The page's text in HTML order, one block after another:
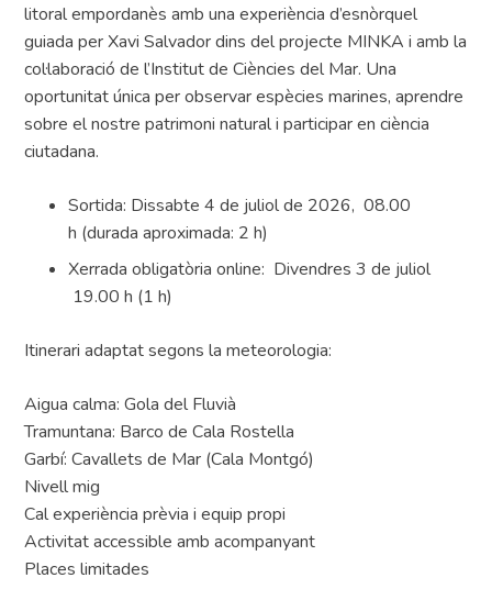
litoral empordanès amb una experiència d’esnòrquel
guiada per Xavi Salvador dins del projecte MINKA i amb la
col·laboració de l’Institut de Ciències del Mar. Una
oportunitat única per observar espècies marines, aprendre
sobre el nostre patrimoni natural i participar en ciència
ciutadana.
Sortida: Dissabte 4 de juliol de 2026, 08.00
h (durada aproximada: 2 h)
Xerrada obligatòria online: Divendres 3 de juliol
19.00 h (1 h)
Itinerari adaptat segons la meteorologia:
Aigua calma: Gola del Fluvià
Tramuntana: Barco de Cala Rostella
Garbí: Cavallets de Mar (Cala Montgó)
Nivell mig
Cal experiència prèvia i equip propi
Activitat accessible amb acompanyant
Places limitades